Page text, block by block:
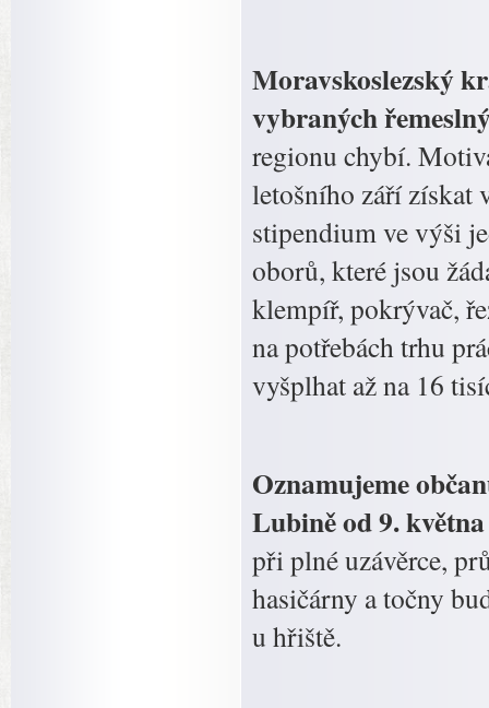
Moravskoslezský
vybraných
regionu chybí.
letošního září získat
stipendium ve výši
oborů, které jsou
klempíř, pokrývač,
na potřebách trhu
vyšplhat až na 16
Oznamujeme
Lubině od 9.
při plné uzávěrce,
hasičárny a točny
u hřiště.